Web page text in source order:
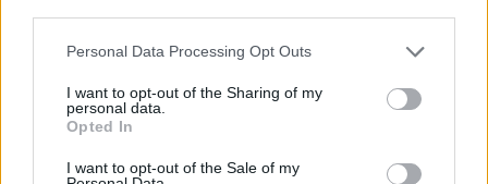
Please note that this website/app uses one or more Google
not limited to your visit or usage behaviour. You may click to
grant or deny consent to Google and its third-party tags to
use your data for below specified purposes in below Google
consent section.
Personal Data Processing Opt Outs
I want to opt-out of the Sharing of my
personal data.
Opted In
I want to opt-out of the Sale of my
ΝΗΣΙΑ ΑΝΑΤΟΛΙΚΟΥ ΑΙΓΑΙΟΥ,
Καιρός: Νεφώσεις παροδικά αυξημένες με τοπικές
βροχές και από τις βραδινές ώρες στα νησιά του